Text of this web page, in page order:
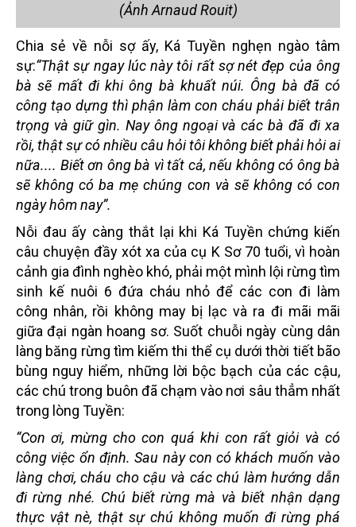
(Ảnh Arnaud Rouit)
Chia sẻ về nỗi sợ ấy, Ká Tuyền nghẹn ngào tâm
sự:“Thật sự ngay lúc này tôi rất sợ nét đẹp của ông
bà sẽ mất đi khi ông bà khuất núi. Ông bà đã có
công tạo dựng thì phận làm con cháu phải biết trân
trọng và giữ gìn. Nay ông ngoại và các bà đã đi xa
rồi, thật sự có nhiều câu hỏi tôi không biết phải hỏi ai
nữa.... Biết ơn ông bà vì tất cả, nếu không có ông bà
sẽ không có ba mẹ chúng con và sẽ không có con
ngày hôm nay”.
Nỗi đau ấy càng thắt lại khi Ká Tuyền chứng kiến
câu chuyện đầy xót xa của cụ K Sơ 70 tuổi, vì hoàn
cảnh gia đình nghèo khó, phải một mình lội rừng tìm
sinh kế nuôi 6 đứa cháu nhỏ để các con đi làm
công nhân, rồi không may bị lạc và ra đi mãi mãi
giữa đại ngàn hoang sơ. Suốt chuỗi ngày cùng dân
làng băng rừng tìm kiếm thi thể cụ dưới thời tiết bão
bùng nguy hiểm, những lời bộc bạch của các cậu,
các chú trong buôn đã chạm vào nơi sâu thẳm nhất
trong lòng Tuyền:
“Con ơi, mừng cho con quá khi con rất giỏi và có
công việc ổn định. Sau này con có khách muốn vào
làng chơi, cháu cho cậu và các chú làm hướng dẫn
đi rừng nhé. Chú biết rừng mà và biết nhận dạng
thực vật nè, thật sự chú không muốn đi rừng phá